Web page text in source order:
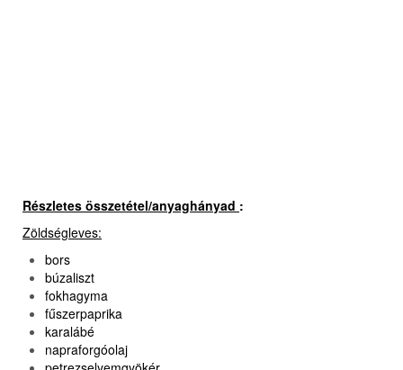
Részletes összetétel/anyaghányad :
Zöldségleves:
bors
búzaliszt
fokhagyma
fűszerpaprika
karalábé
napraforgóolaj